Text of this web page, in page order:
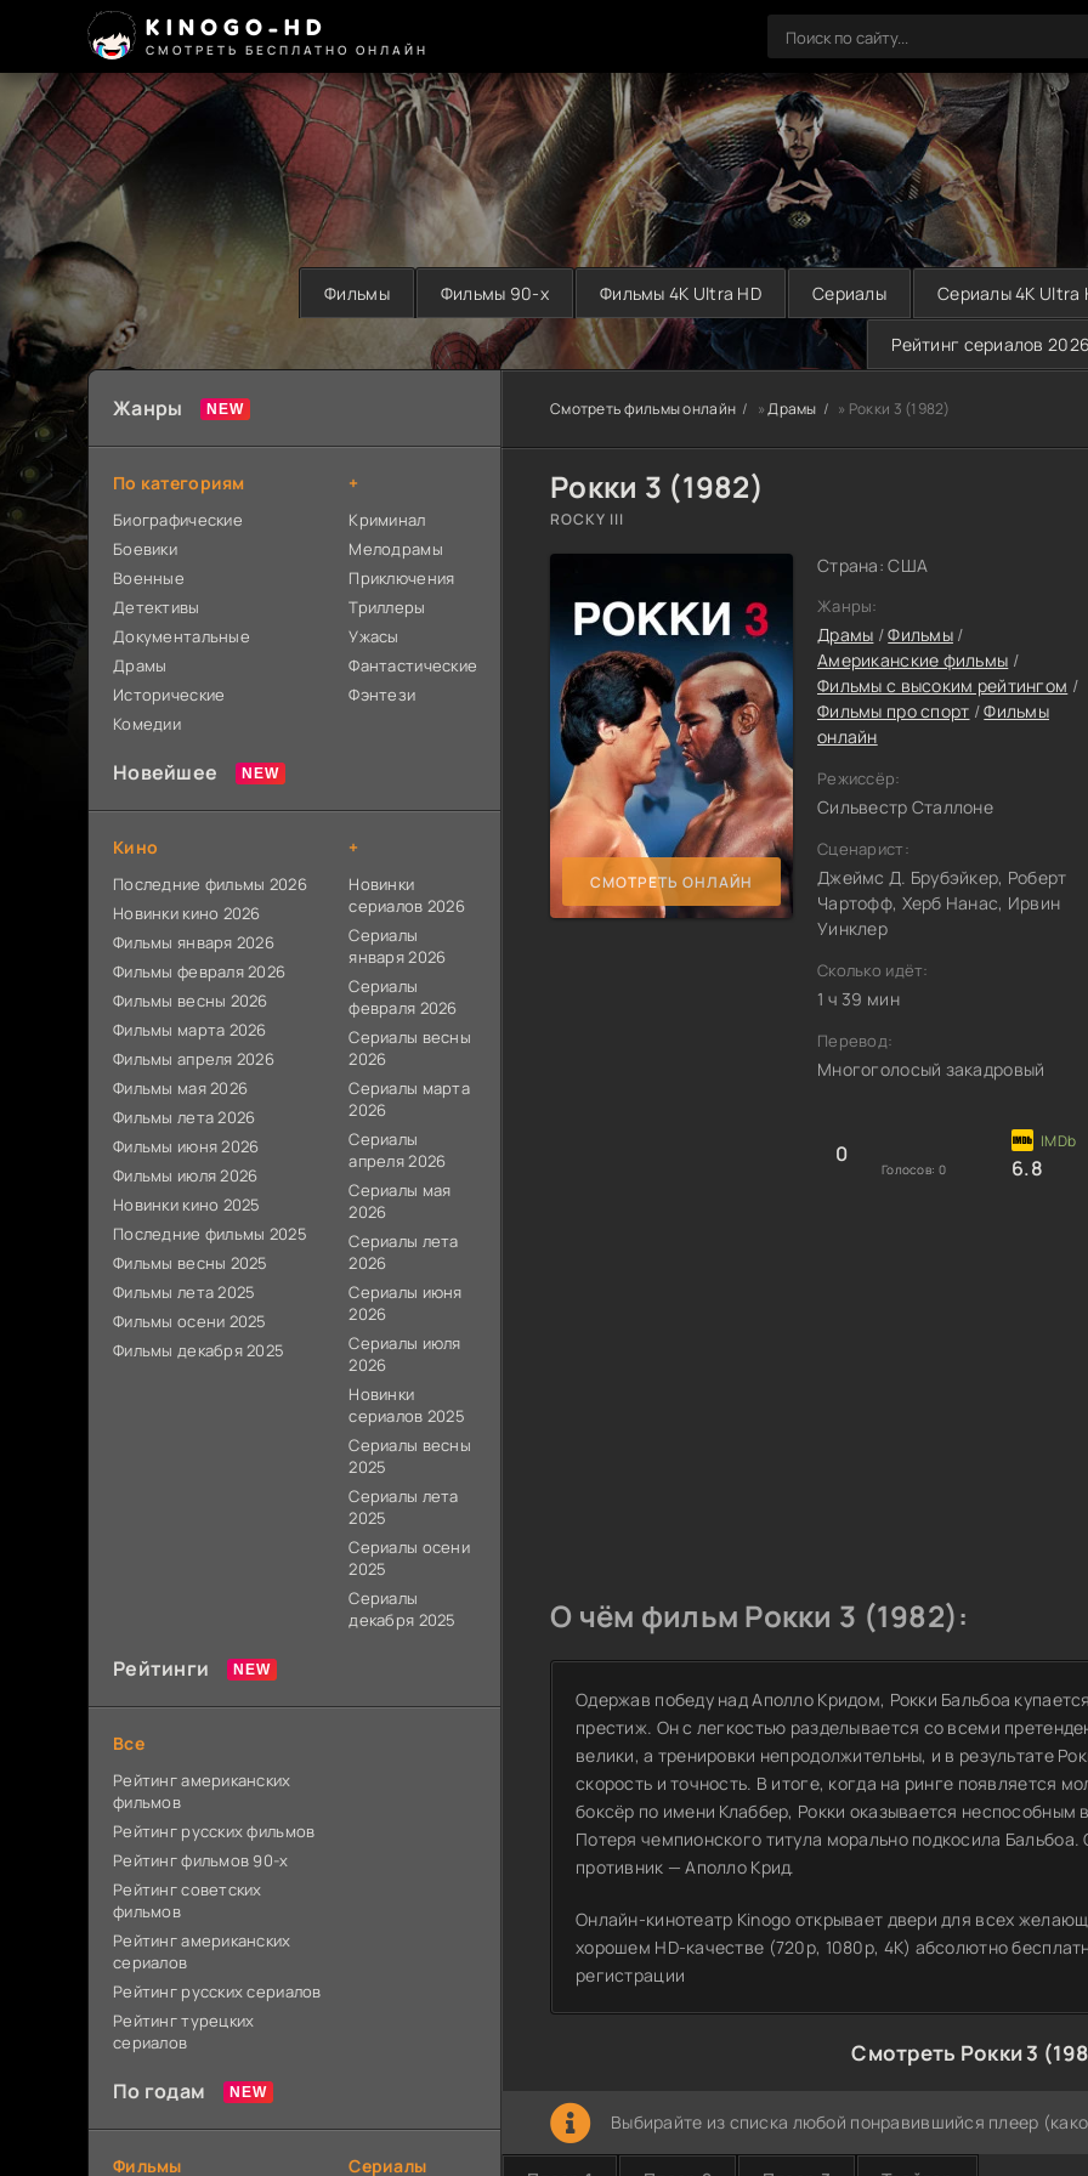
KINOGO-HD
СМОТРЕТЬ БЕСПЛАТНО ОНЛАЙН
Фильмы Фильмы 90-х Фильмы 4K Ultra HD Сериалы Сериалы 4K Ultra
Рейтинг сериалов 2026
Смотреть фильмы онлайн »Драмы » Рокки 3 (1982)
Рокки 3 (1982)
ROCKY III
СМОТРЕТЬ ОНЛАЙН
Страна: США
Жанры:
Драмы /Фильмы/
Американские фильмы /
Фильмы с высоким рейтингом /
Фильмы про спорт /Фильмы
онлайн
Режиссёр:
Сильвестр Сталлоне
Сценарист:
Джеймс Д. Брубэйкер, Роберт
Чартофф, Херб Нанас, Ирвин
Уинклер
Сколько идёт:
1 ч 39 мин
Перевод:
Многоголосый закадровый
0
Голосов: 0 6.8
О чём фильм Рокки 3 (1982):
Одержав победу над Аполло Кридом, Рокки Бальбоа
престиж. Он с легкостью разделывается со всеми
велики, а тренировки непродолжительны, и в результате
скорость и точность. В итоге, когда на ринге появляется
боксёр по имени Клаббер, Рокки оказывается неспособным
Потеря чемпионского титула морально подкосила
противник — Аполло Крид.
Онлайн-кинотеатр Kinogo открывает двери для всех
хорошем HD-качестве (720p, 1080p, 4K) абсолютно
регистрации
Смотреть Рокки 3
Выбирайте из списка любой понравившийся плеер
Жанры
По категориям
Биографические
Боевики
Военные
Детективы
Документальные
Драмы
Исторические
Комедии
+
Криминал
Мелодрамы
Приключения
Триллеры
Ужасы
Фантастические
Фэнтези
Новейшее
Кино
Последние фильмы 2026
Новинки кино 2026
Фильмы января 2026
Фильмы февраля 2026
Фильмы весны 2026
Фильмы марта 2026
Фильмы апреля 2026
Фильмы мая 2026
Фильмы лета 2026
Фильмы июня 2026
Фильмы июля 2026
Новинки кино 2025
Последние фильмы 2025
Фильмы весны 2025
Фильмы лета 2025
Фильмы осени 2025
Фильмы декабря 2025
+
Новинки
сериалов 2026
Сериалы
января 2026
Сериалы
февраля 2026
Сериалы весны
2026
Сериалы марта
2026
Сериалы
апреля 2026
Сериалы мая
2026
Сериалы лета
2026
Сериалы июня
2026
Сериалы июля
2026
Новинки
сериалов 2025
Сериалы весны
2025
Сериалы лета
2025
Сериалы осени
2025
Сериалы
декабря 2025
Рейтинги
Все
Рейтинг американских
фильмов
Рейтинг русских фильмов
Рейтинг фильмов 90-х
Рейтинг советских
фильмов
Рейтинг американских
сериалов
Рейтинг русских сериалов
Рейтинг турецких
сериалов
По годам
Фильмы Сериалы